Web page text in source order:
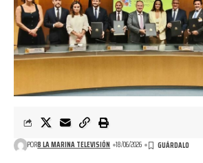
POR8 LA MARINA TELEVISIÓN 18/06/2026